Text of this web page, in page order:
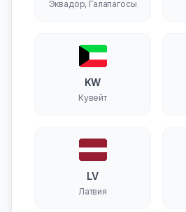
Эквадор, Галапагосы
KW
Кувейт
LV
Латвия